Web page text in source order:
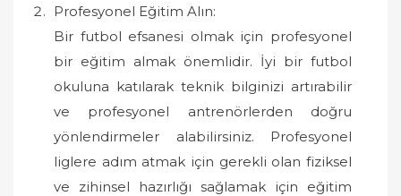
Profesyonel Eğitim Alın:
Bir futbol efsanesi olmak için profesyonel
bir eğitim almak önemlidir. İyi bir futbol
okuluna katılarak teknik bilginizi artırabilir
ve profesyonel antrenörlerden doğru
yönlendirmeler alabilirsiniz. Profesyonel
liglere adım atmak için gerekli olan fiziksel
ve zihinsel hazırlığı sağlamak için eğitim